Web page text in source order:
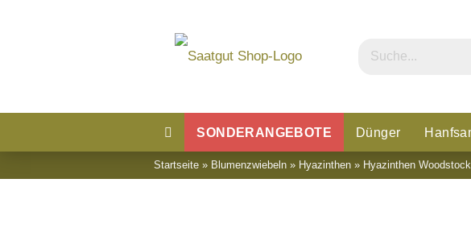
SONDERANGEBOTE Dünger
Blumensaatgut Blumenwiesen Glücksklee
Startseite » Blumenzwiebeln » Hyazinthen » Hyazinthen